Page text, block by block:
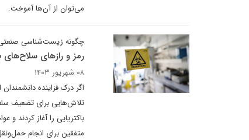
می‌توان از آن‌ها آموخت.
چگونه زیست‌شناسی صنعتی
رمز و رازهای سلاح‌های
۰۸ شهریور ۱۴۰۳
اگر درک فزاینده
تلاش‌هایی برای تضعیف
باکتریایی را آغاز کردند و
متفقین برای انجام